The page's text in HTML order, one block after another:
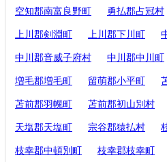
空知郡南富良野町 勇払郡占冠村
上川郡剣淵町 上川郡下川町
中川郡音威子府村 中川郡中川町
増毛郡増毛町 留萌郡小平町
苫前郡羽幌町 苫前郡初山別村
天塩郡天塩町 宗谷郡猿払村
枝幸郡中頓別町 枝幸郡枝幸町